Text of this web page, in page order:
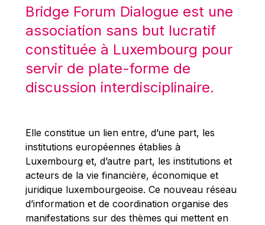
Mario Centeno
Mario Monti
Maroš ŠEFČOVIČ
Martin Bailey
Martine Reicherts
Michael Sohlman
Michel Goedert
Mireille Delmas-Marty
Nobuo Tanaka
Otmar Issing
Bridge Forum Dialogue est une
association sans but lucratif
constituée à Luxembourg pour
servir de plate-forme de
discussion interdisciplinaire.
Elle constitue un lien entre, d’une part, les
institutions européennes établies à
Luxembourg et, d’autre part, les institutions et
acteurs de la vie financière, économique et
juridique luxembourgeoise. Ce nouveau réseau
d’information et de coordination organise des
manifestations sur des thèmes qui mettent en